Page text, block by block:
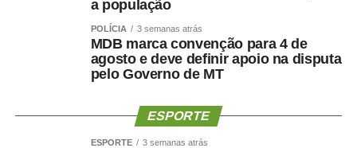
a população
POLÍCIA 3 semanas atrás
MDB marca convenção para 4 de
agosto e deve definir apoio na disputa
pelo Governo de MT
ESPORTE
ESPORTE 3 semanas atrás